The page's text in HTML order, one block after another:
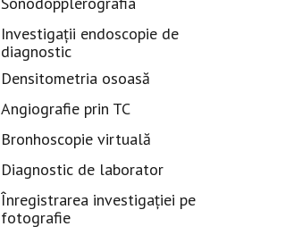
Investigații endoscopie de
diagnostic
Densitometria osoasă
Angiografie prin TC
Bronhoscopie virtuală
Diagnostic de laborator
Înregistrarea investigației pe
fotografie